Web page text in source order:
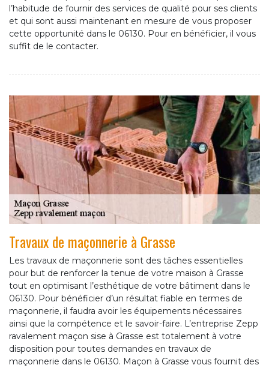
l’habitude de fournir des services de qualité pour ses clients
et qui sont aussi maintenant en mesure de vous proposer
cette opportunité dans le 06130. Pour en bénéficier, il vous
suffit de le contacter.
Travaux de maçonnerie à Grasse
Les travaux de maçonnerie sont des tâches essentielles
pour but de renforcer la tenue de votre maison à Grasse
tout en optimisant l’esthétique de votre bâtiment dans le
06130. Pour bénéficier d’un résultat fiable en termes de
maçonnerie, il faudra avoir les équipements nécessaires
ainsi que la compétence et le savoir-faire. L’entreprise Zepp
ravalement maçon sise à Grasse est totalement à votre
disposition pour toutes demandes en travaux de
maçonnerie dans le 06130. Maçon à Grasse vous fournit des